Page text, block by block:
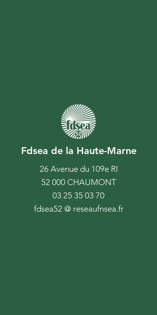
Fdsea de la Haute-Marne
26 Avenue du 109e RI
52 000 CHAUMONT
03 25 35 03 70
fdsea52 @ reseaufnsea.fr